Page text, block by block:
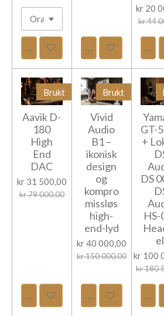
Legg til handlevogn
Legg til
kr 20
kr 44
Brukt
Aavik D-
180
High
End
DAC
kr 31 500,00
kr 79 000,00
Legg til handlevogn
Brukt
Vivid
Audio
B1 –
ikonisk
design
og
kompro
missløs
high-
end-lyd
kr 40 000,00
kr 150 000,00
Legg til
GT-
+
DS
kr 100
kr 180